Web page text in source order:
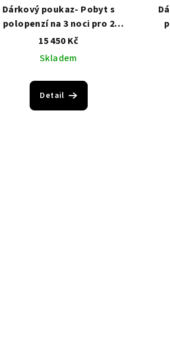
Dárkový poukaz- Pobyt s
polopenzí na 3 noci pro 2
osoby v pokoj typu Komfort
15 450 Kč
Skladem
Detail